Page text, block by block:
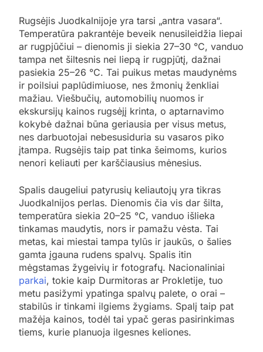
Rugsėjis Juodkalnijoje yra tarsi „antra vasara“.
Temperatūra pakrantėje beveik nenusileidžia liepai
ar rugpjūčiui – dienomis ji siekia 27–30 °C, vanduo
tampa net šiltesnis nei liepą ir rugpjūtį, dažnai
pasiekia 25–26 °C. Tai puikus metas maudynėms
ir poilsiui paplūdimiuose, nes žmonių ženkliai
mažiau. Viešbučių, automobilių nuomos ir
ekskursijų kainos rugsėjį krinta, o aptarnavimo
kokybė dažnai būna geriausia per visus metus,
nes darbuotojai nebesusiduria su vasaros piko
įtampa. Rugsėjis taip pat tinka šeimoms, kurios
nenori keliauti per karščiausius mėnesius.
Spalis daugeliui patyrusių keliautojų yra tikras
Juodkalnijos perlas. Dienomis čia vis dar šilta,
temperatūra siekia 20–25 °C, vanduo išlieka
tinkamas maudytis, nors ir pamažu vėsta. Tai
metas, kai miestai tampa tylūs ir jaukūs, o šalies
gamta įgauna rudens spalvų. Spalis itin
mėgstamas žygeivių ir fotografų. Nacionaliniai
parkai, tokie kaip Durmitoras ar Prokletije, tuo
metu pasižymi ypatinga spalvų palete, o orai –
stabilūs ir tinkami ilgiems žygiams. Spalį taip pat
mažėja kainos, todėl tai ypač geras pasirinkimas
tiems, kurie planuoja ilgesnes keliones.